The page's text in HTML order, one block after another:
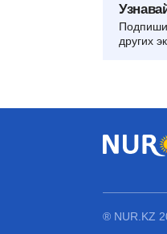
других
® NUR.KZ